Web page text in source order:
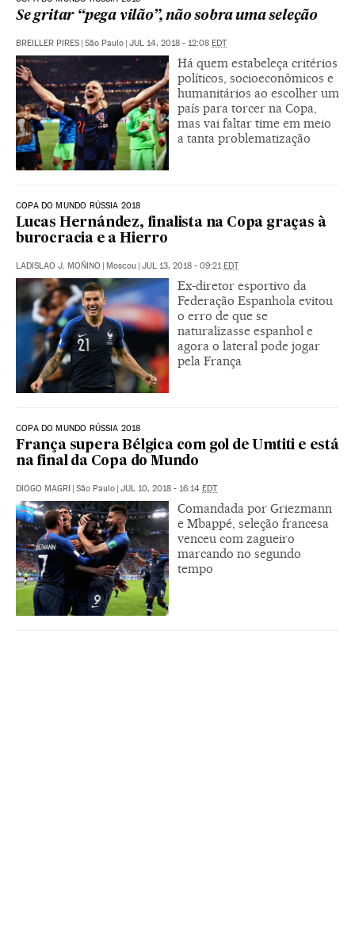
Se gritar “pega vilão”, não sobra uma seleção
BREILLER PIRES | São Paulo | JUL 14, 2018 - 12:08 EDT
Há quem estabeleça critérios
políticos, socioeconômicos e
humanitários ao escolher um
país para torcer na Copa,
mas vai faltar time em meio
a tanta problematização
COPA DO MUNDO RÚSSIA 2018
Lucas Hernández, finalista na Copa graças à
burocracia e a Hierro
LADISLAO J. MOÑINO | Moscou | JUL 13, 2018 - 09:21EDT
Ex-diretor esportivo da
Federação Espanhola evitou
o erro de que se
naturalizasse espanhol e
agora o lateral pode jogar
pela França
COPA DO MUNDO RÚSSIA 2018
França supera Bélgica com gol de Umtiti e está
na final da Copa do Mundo
DIOGO MAGRI | São Paulo | JUL 10, 2018 - 16:14 EDT
Comandada por Griezmann
e Mbappé, seleção francesa
venceu com zagueiro
marcando no segundo
tempo